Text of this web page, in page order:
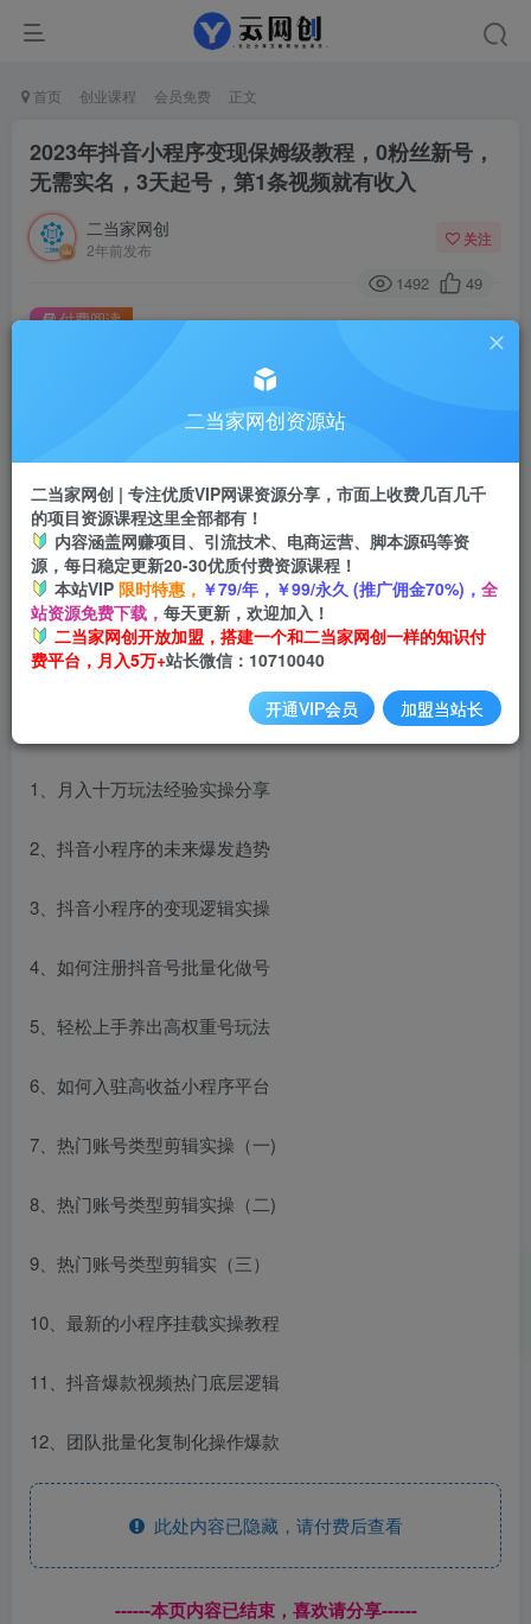
首页 创业课程 会员免费 正文
2023年抖音小程序变现保姆级教程，0粉丝新号，
无需实名，3天起号，第1条视频就有收入
二当家网创
2年前发布
关注
1492 49
此内容为付费阅读，请付费后查看
9.9
付费阅读
1、月入十万玩法经验实操分享
2、抖音小程序的未来爆发趋势
3、抖音小程序的变现逻辑实操
4、如何注册抖音号批量化做号
5、轻松上手养出高权重号玩法
6、如何入驻高收益小程序平台
7、热门账号类型剪辑实操（一)
8、热门账号类型剪辑实操（二)
9、热门账号类型剪辑实（三）
10、最新的小程序挂载实操教程
11、抖音爆款视频热门底层逻辑
12、团队批量化复制化操作爆款
此处内容已隐藏，请付费后查看
------本页内容已结束，喜欢请分享------
二当家网创资源站
二当家网创 | 专注优质VIP网课资源分享，市面上收费几百几千
的项目资源课程这里全部都有！
内容涵盖网赚项目、引流技术、电商运营、脚本源码等资
源，每日稳定更新20-30优质付费资源课程！
本站VIP 限时特惠， ￥79/年，￥99/永久 (推广佣金70%)， 全
站资源免费下载， 每天更新，欢迎加入！
二当家网创开放加盟，搭建一个和二当家网创一样的知识付
费平台，月入5万+站长微信：10710040
开通VIP会员 加盟当站长